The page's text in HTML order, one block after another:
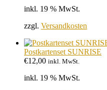
inkl. 19 % MwSt.
zzgl. Versandkosten
Postkartenset SUNRISE
€12,00 inkl. MwSt.
inkl. 19 % MwSt.